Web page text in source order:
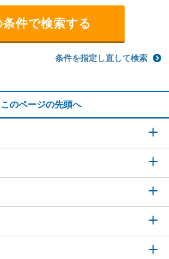
条件を指定し直して検索
このページの先頭へ